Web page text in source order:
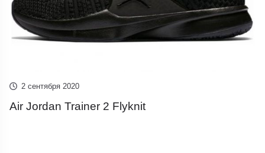
2 сентября 2020
Air Jordan Trainer 2 Flyknit